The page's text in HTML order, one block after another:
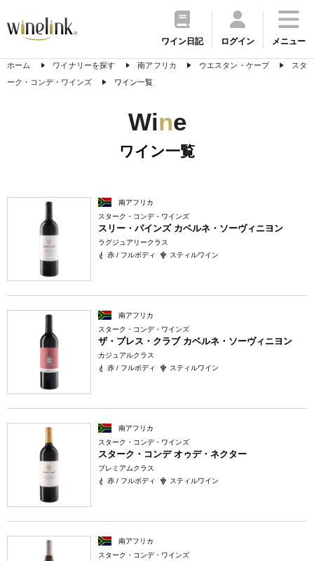
ワイン日記 ログイン メニュー
ホーム ワイナリーを探す 南アフリカ ウエスタン・ケープ
スタ
ーク・コンデ・ワインズ
ワイン一覧
Wine
ワイン一覧
南アフリカ
スターク・コンデ・ワインズ
スリー・パインズ カベルネ・ソーヴィニヨン
ラグジュアリークラス
赤 / フルボディ
スティルワイン
南アフリカ
スターク・コンデ・ワインズ
ザ・プレス・クラブ カベルネ・ソーヴィニヨン
カジュアルクラス
赤 / フルボディ
スティルワイン
南アフリカ
スターク・コンデ・ワインズ
スターク・コンデ オゥデ・ネクター
プレミアムクラス
赤 / フルボディ
スティルワイン
南アフリカ
スターク・コンデ・ワインズ